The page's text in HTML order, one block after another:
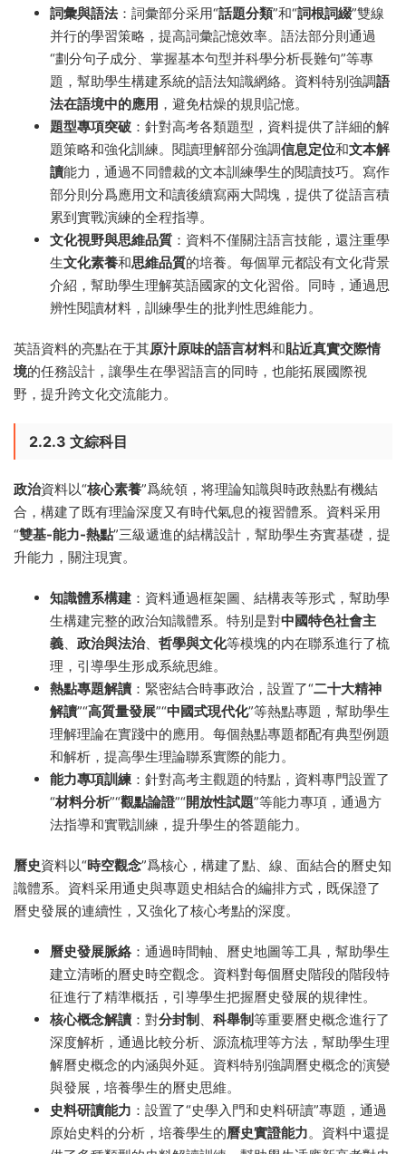
詞彙與語法：詞彙部分采用“話題分類”和“詞根詞綴”雙線
并行的學習策略，提高詞彙記憶效率。語法部分則通過
“劃分句子成分、掌握基本句型并科學分析長難句”等專
題，幫助學生構建系統的語法知識網絡。資料特别強調語
法在語境中的應用 ，避免枯燥的規則記憶。
題型專項突破 ：針對高考各類題型，資料提供了詳細的解
題策略和強化訓練。閱讀理解部分強調信息定位和文本解
讀能力，通過不同體裁的文本訓練學生的閱讀技巧。寫作
部分則分爲應用文和讀後續寫兩大闆塊，提供了從語言積
累到實戰演練的全程指導。
文化視野與思維品質 ：資料不僅關注語言技能，還注重學
生文化素養和思維品質的培養。每個單元都設有文化背景
介紹，幫助學生理解英語國家的文化習俗。同時，通過思
辨性閱讀材料，訓練學生的批判性思維能力。
英語資料的亮點在于其原汁原味的語言材料和貼近真實交際情
境的任務設計，讓學生在學習語言的同時，也能拓展國際視
野，提升跨文化交流能力。
2.2.3 文綜科目
政治資料以“核心素養”爲統領，将理論知識與時政熱點有機結
合，構建了既有理論深度又有時代氣息的複習體系。資料采用
“雙基-能力-熱點”三級遞進的結構設計，幫助學生夯實基礎，提
升能力，關注現實。
知識體系構建 ：資料通過框架圖、結構表等形式，幫助學
生構建完整的政治知識體系。特别是對中國特色社會主
義、 政治與法治、 哲學與文化等模塊的内在聯系進行了梳
理，引導學生形成系統思維。
熱點專題解讀 ：緊密結合時事政治，設置了“二十大精神
解讀”“高質量發展”“中國式現代化”等熱點專題，幫助學生
理解理論在實踐中的應用。每個熱點專題都配有典型例題
和解析，提高學生理論聯系實際的能力。
能力專項訓練：針對高考主觀題的特點，資料專門設置了
“材料分析”“觀點論證”“開放性試題”等能力專項，通過方
法指導和實戰訓練，提升學生的答題能力。
曆史資料以“時空觀念”爲核心，構建了點、線、面結合的曆史知
識體系。資料采用通史與專題史相結合的編排方式，既保證了
曆史發展的連續性，又強化了核心考點的深度。
曆史發展脈絡：通過時間軸、曆史地圖等工具，幫助學生
建立清晰的曆史時空觀念。資料對每個曆史階段的階段特
征進行了精準概括，引導學生把握曆史發展的規律性。
核心概念解讀 ：對分封制 、 科舉制等重要曆史概念進行了
深度解析，通過比較分析、源流梳理等方法，幫助學生理
解曆史概念的内涵與外延。資料特别強調曆史概念的演變
與發展，培養學生的曆史思維。
史料研讀能力 ：設置了“史學入門和史料研讀”專題，通過
原始史料的分析，培養學生的曆史實證能力。資料中還提